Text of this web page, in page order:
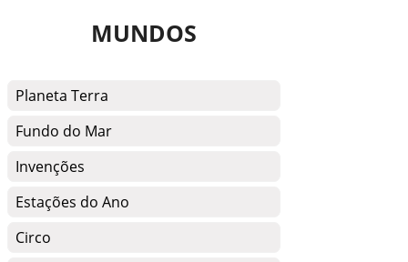
MUNDOS
Planeta Terra
Fundo do Mar
Invenções
Estações do Ano
Circo